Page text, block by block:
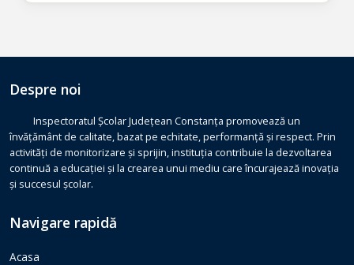
Despre noi
Inspectoratul Școlar Județean Constanța promovează un
învățământ de calitate, bazat pe echitate, performanță și respect. Prin
activități de monitorizare și sprijin, instituția contribuie la dezvoltarea
continuă a educației și la crearea unui mediu care încurajează inovația
și succesul școlar.
Navigare rapidă
Acasa